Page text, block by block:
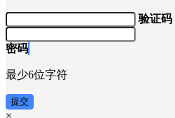
验证码
密码
最少6位字符
提交